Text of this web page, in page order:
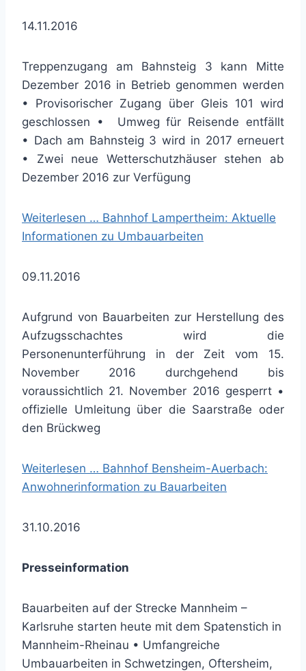
14.11.2016
Treppenzugang am Bahnsteig 3 kann Mitte
Dezember 2016 in Betrieb genommen werden
• Provisorischer Zugang über Gleis 101 wird
geschlossen • Umweg für Reisende entfällt
• Dach am Bahnsteig 3 wird in 2017 erneuert
• Zwei neue Wetterschutzhäuser stehen ab
Dezember 2016 zur Verfügung
Weiterlesen … Bahnhof Lampertheim: Aktuelle
Informationen zu Umbauarbeiten
09.11.2016
Aufgrund von Bauarbeiten zur Herstellung des
Aufzugsschachtes wird die
Personenunterführung in der Zeit vom 15.
November 2016 durchgehend bis
voraussichtlich 21. November 2016 gesperrt •
offizielle Umleitung über die Saarstraße oder
den Brückweg
Weiterlesen … Bahnhof Bensheim-Auerbach:
Anwohnerinformation zu Bauarbeiten
31.10.2016
Presseinformation
Bauarbeiten auf der Strecke Mannheim –
Karlsruhe starten heute mit dem Spatenstich in
Mannheim-Rheinau • Umfangreiche
Umbauarbeiten in Schwetzingen, Oftersheim,